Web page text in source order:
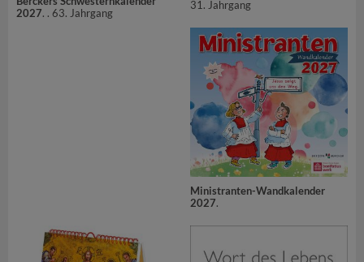
2027. . 63. Jahrgang
31. Jahrgang
Ministranten-Wandkalender
2027.